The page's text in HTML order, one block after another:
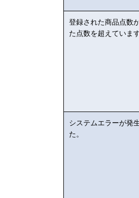
登録された商品点数
た点数を超えていま
システムエラーが発
た。